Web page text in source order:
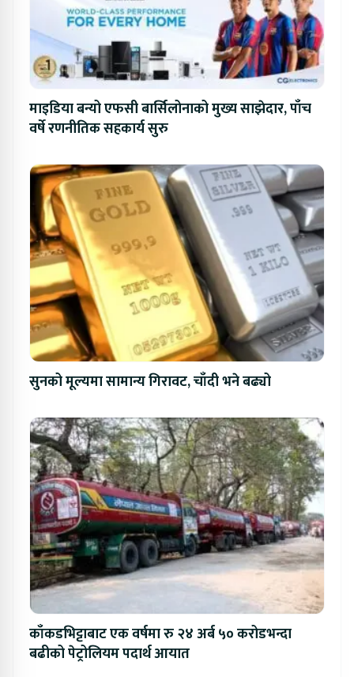
माइडिया बन्यो एफसी बार्सिलोनाको मुख्य साझेदार, पाँच
वर्षे रणनीतिक सहकार्य सुरु
सुनको मूल्यमा सामान्य गिरावट, चाँदी भने बढ्यो
काँकडभिट्टाबाट एक वर्षमा रु २४ अर्ब ५० करोडभन्दा
बढीको पेट्रोलियम पदार्थ आयात